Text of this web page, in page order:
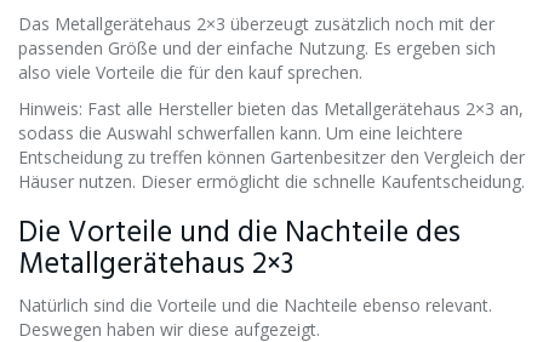
Das Metallgerätehaus 2×3 überzeugt zusätzlich noch mit der
passenden Größe und der einfache Nutzung. Es ergeben sich
also viele Vorteile die für den kauf sprechen.
Hinweis: Fast alle Hersteller bieten das Metallgerätehaus 2×3 an,
sodass die Auswahl schwerfallen kann. Um eine leichtere
Entscheidung zu treffen können Gartenbesitzer den Vergleich der
Häuser nutzen. Dieser ermöglicht die schnelle Kaufentscheidung.
Die Vorteile und die Nachteile des
Metallgerätehaus 2×3
Natürlich sind die Vorteile und die Nachteile ebenso relevant.
Deswegen haben wir diese aufgezeigt.